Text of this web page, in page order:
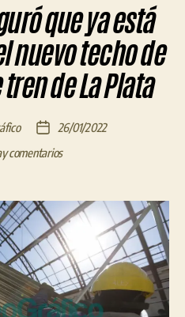
que ya está
techo de
de La Plata
Fecha
de
26/01/2022
comentariosen
que
ya
está
listo
el
50%
del